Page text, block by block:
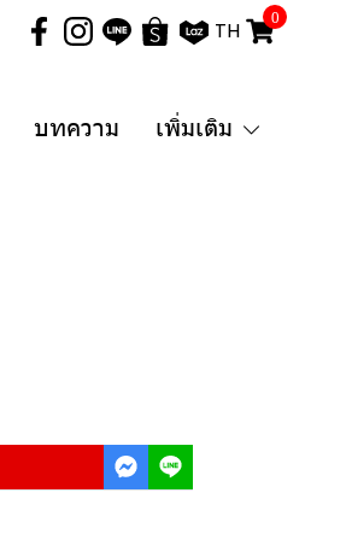
TH
0
บทความ เพิ่มเติม